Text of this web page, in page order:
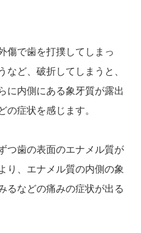
傷で歯を打撲してしまっ
など、破折してしまうと、
に内側にある象牙質が露出
の症状を感じます。
つ歯の表面のエナメル質が
り、エナメル質の内側の象
るなどの痛みの症状が出る